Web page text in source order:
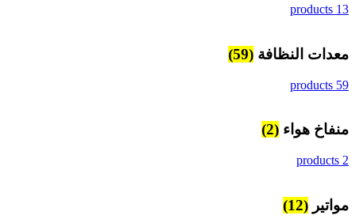
13 products
معدات النظافة (59)
59 products
منفاخ هواء (2)
2 products
مواتير (12)